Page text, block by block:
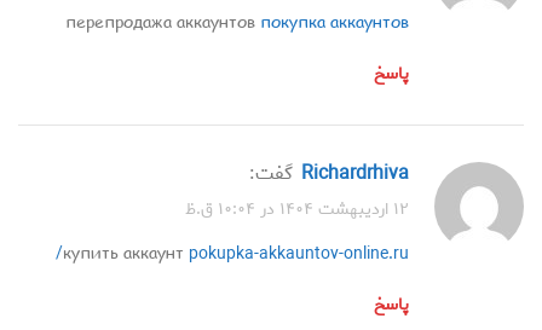
перепродажа аккаунтов покупка аккаунтов
پاسخ
Richardrhiva گفت:
۱۲ اردیبهشت ۱۴۰۴ در ۱۰:۰۴ ق.ظ
купить аккаунт pokupka-akkauntov-online.ru/
پاسخ